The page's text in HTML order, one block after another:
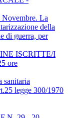
La
della
di guerra, per
ISCRITTE/I
ore
sanitaria
legge 300/1970